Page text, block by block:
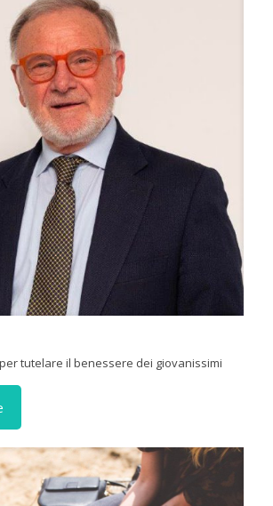
per tutelare il benessere dei giovanissimi